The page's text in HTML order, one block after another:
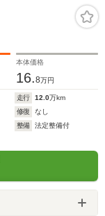
本体価格
16.8万円
走行 12.0万km
修復
なし
整備
法定整備付